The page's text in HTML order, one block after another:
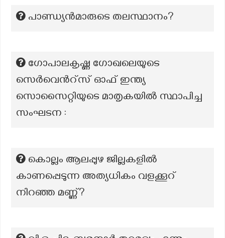
പാണ്ഡ്യൻമാരുടെ തലസ്ഥാനം?
ഗോപാലകൃഷ്ണ ഗോഖലെയുടെ
സെർവെൻറ്സ് ഓഫ് ഇന്ത്യ
സൊസൈറ്റിയുടെ മാതൃകയിൽ സ്ഥാപിച്ച
സംഘടന :
കൊല്ലം ആലപ്പുഴ ജില്ലകളില്‍
കാണപ്പെടുന്ന അത്യധികം വളക്കൂറ്
നിറഞ്ഞ മണ്ണ്?